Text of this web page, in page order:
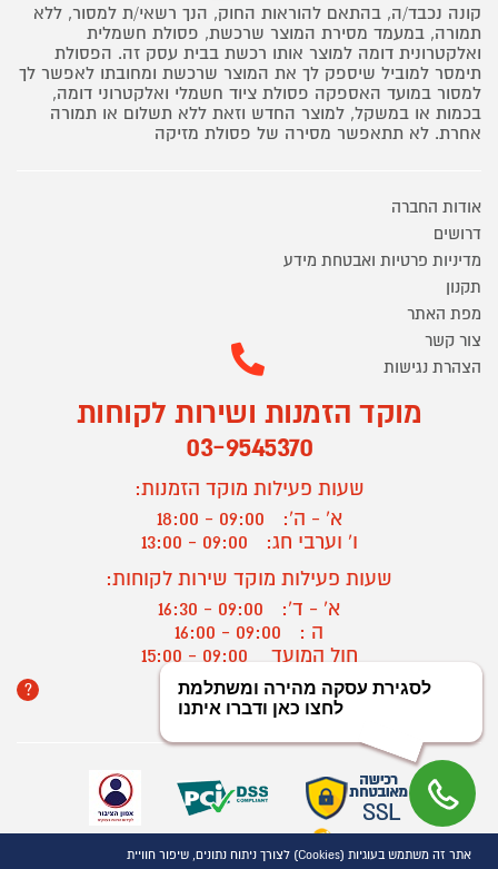
קונה נכבד/ה, בהתאם להוראות החוק, הנך רשאי/ת למסור, ללא
תמורה, במעמד מסירת המוצר שרכשת, פסולת חשמלית
ואלקטרונית דומה למוצר אותו רכשת בבית עסק זה. הפסולת
תימסר למוביל שיספק לך את המוצר שרכשת ומחובתו לאפשר לך
למסור במועד האספקה פסולת ציוד חשמלי ואלקטרוני דומה,
בכמות או במשקל, למוצר החדש וזאת ללא תשלום או תמורה
אחרת. לא תתאפשר מסירה של פסולת מזיקה
אודות החברה
דרושים
מדיניות פרטיות ואבטחת מידע
תקנון
מפת האתר
צור קשר
הצהרת נגישות
מוקד הזמנות ושירות לקוחות
03-9545370
שעות פעילות מוקד הזמנות:
א' - ה':
09:00 - 18:00
ו' וערבי חג:
09:00 - 13:00
שעות פעילות מוקד שירות לקוחות:
א' - ד':
09:00 - 16:30
ה :
09:00 - 16:00
חול המועד
? יצירת קשר/ביטול הזמנה
כל הזכויות שמורות P1000© 2021
אתר זה משתמש בעוגיות (Cookies) לצורך ניתוח נתונים, שיפור חוויית